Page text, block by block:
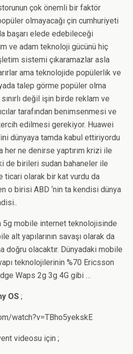
çok önemli bir faktör
olmayacağı çin cumhuriyeti
başarı elede edebileceği
ve adam teknoloji gücünü hiç
sistemi çıkaramazlar asla
ama teknolojide popülerlik ve
talep görme popüler olma
değil işin birde reklam ve
tarafından benimsenmesi ve
edilmesi gerekiyor. Huawei
dünyaya tamda kabul ettiriyordu
her ne denirse yaptırım krizi ile
de birileri sudan bahaneler ile
olarak bir kat vurdu da
o birisi ABD ‘nin ta kendisi dünya
5g mobile internet teknolojisinde
alt yapılarının savaşı olarak da
doğru olacaktır. Dünyadaki mobile
teknolojilerinin %70 Ericsson
Waps 2g 3g 4G gibi …
OS ;
watch?v=TBho5yekskE
videosu için ;